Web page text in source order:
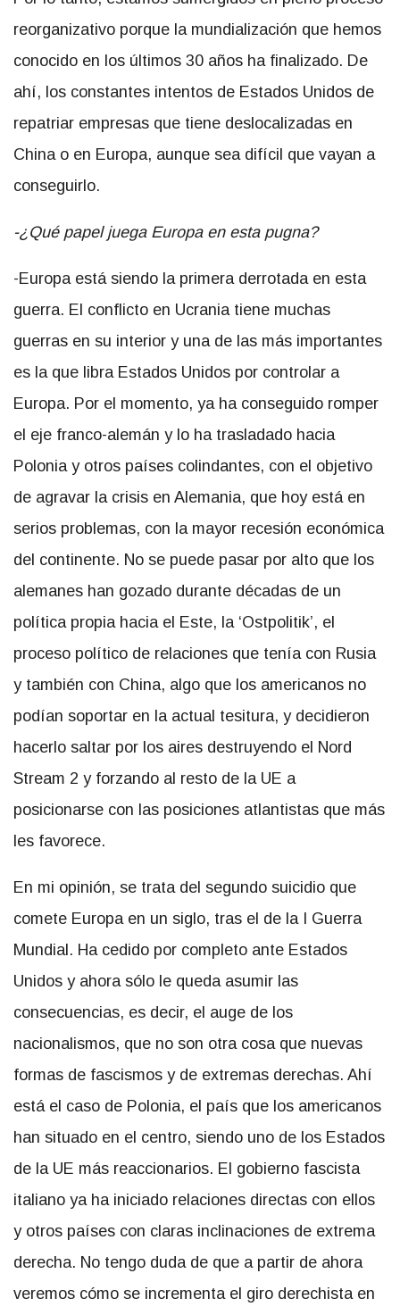
reorganizativo porque la mundialización que hemos
conocido en los últimos 30 años ha finalizado. De
ahí, los constantes intentos de Estados Unidos de
repatriar empresas que tiene deslocalizadas en
China o en Europa, aunque sea difícil que vayan a
conseguirlo.
-¿Qué papel juega Europa en esta pugna?
-Europa está siendo la primera derrotada en esta
guerra. El conflicto en Ucrania tiene muchas
guerras en su interior y una de las más importantes
es la que libra Estados Unidos por controlar a
Europa. Por el momento, ya ha conseguido romper
el eje franco-alemán y lo ha trasladado hacia
Polonia y otros países colindantes, con el objetivo
de agravar la crisis en Alemania, que hoy está en
serios problemas, con la mayor recesión económica
del continente. No se puede pasar por alto que los
alemanes han gozado durante décadas de un
política propia hacia el Este, la ‘Ostpolitik’, el
proceso político de relaciones que tenía con Rusia
y también con China, algo que los americanos no
podían soportar en la actual tesitura, y decidieron
hacerlo saltar por los aires destruyendo el Nord
Stream 2 y forzando al resto de la UE a
posicionarse con las posiciones atlantistas que más
les favorece.
En mi opinión, se trata del segundo suicidio que
comete Europa en un siglo, tras el de la I Guerra
Mundial. Ha cedido por completo ante Estados
Unidos y ahora sólo le queda asumir las
consecuencias, es decir, el auge de los
nacionalismos, que no son otra cosa que nuevas
formas de fascismos y de extremas derechas. Ahí
está el caso de Polonia, el país que los americanos
han situado en el centro, siendo uno de los Estados
de la UE más reaccionarios. El gobierno fascista
italiano ya ha iniciado relaciones directas con ellos
y otros países con claras inclinaciones de extrema
derecha. No tengo duda de que a partir de ahora
veremos cómo se incrementa el giro derechista en